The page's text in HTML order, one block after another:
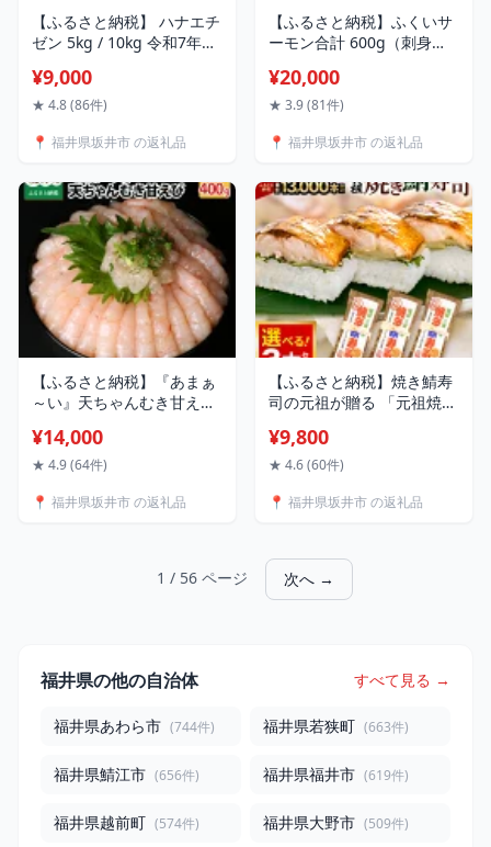
【ふるさと納税】 ハナエチ
ゼン 5kg / 10kg 令和7年産
2026年8月20日より順次発
送】 【選べる内容量・精米
産・こだわりの精米対応 米
無洗米 玄米 白米 5キロ 10
キロ ふるさと納税米 産地
直送
¥9,000
★ 4.8 (86件)
📍 福井県坂井市 の返礼品
【ふるさと納税】ふくいサ
ーモン合計 600g（刺身
凍【サーモン 鮭 刺身 さけ
サケ さかな 魚 人気 海鮮 海
食用 生食可 低脂肪 低カロ
¥20,000
★ 3.9 (81件)
📍 福井県坂井市 の返礼品
【ふるさと納税】『あまぁ
～い』天ちゃんむき甘えび
産 福井県産 あまえび 甘え
び 国産 えび エビ 海老
¥14,000
★ 4.9 (64件)
📍 福井県坂井市 の返礼品
【ふるさと納税】焼き鯖寿
司の元祖が贈る 「元祖焼き
る焼き鯖寿司の種類：元祖
/ 梅 / ゆず塩 / 〆鯖 / 西京味
【名物 惣菜 鯖 米 焼きさば
¥9,800
★ 4.6 (60件)
📍 福井県坂井市 の返礼品
1 / 56 ページ 次へ →
福井県の他の自治体 すべて見る →
福井県あわら市 (744件) 福井県若狭町 (663件)
福井県鯖江市 (656件) 福井県福井市 (619件)
福井県越前町 (574件) 福井県大野市 (509件)